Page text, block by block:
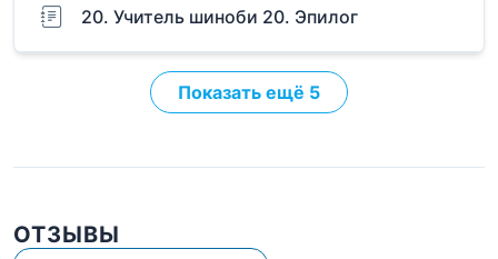
20. Учитель шиноби 20. Эпилог
Показать ещё 5
ОТЗЫВЫ